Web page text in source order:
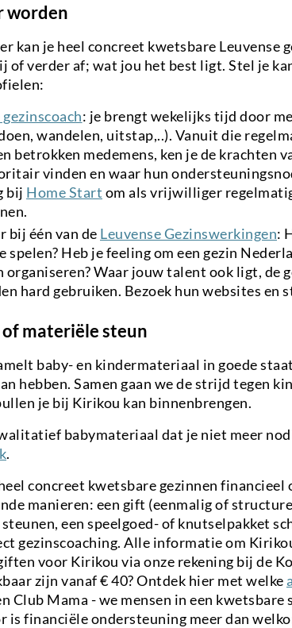
worden
kan je heel concreet kwetsbare Leuvense
of verder af; wat jou het best ligt. Stel je
: je brengt wekelijks tijd door
wandelen, uitstap,..). Vanuit die
betrokken medemens, ken je de krachten
vinden en waar hun
bij Home Start om als vrijwilliger
één van de Leuvense Gezinswerkingen:
spelen? Heb je feeling om een gezin
organiseren? Waar jouw talent ook ligt, de
hard gebruiken. Bezoek hun websites en
materiële steun
baby- en kindermateriaal in goede
hebben. Samen gaan we de strijd tegen
je bij Kirikou kan binnenbrengen.
babymateriaal dat je niet meer
.
concreet kwetsbare gezinnen financieel
manieren: een gift (eenmalig of
een speelgoed- of knutselpakket
gezinscoaching. Alle informatie om
voor Kirikou via onze rekening bij de
zijn vanaf € 40? Ontdek hier met welke
Club Mama - we mensen in een
is financiële ondersteuning meer dan